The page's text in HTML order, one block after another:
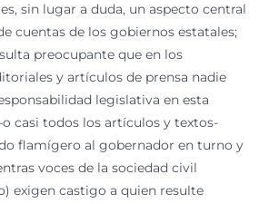
sin lugar a duda, un aspecto central
cuentas de los gobiernos estatales;
preocupante que en los
y artículos de prensa nadie
legislativa en esta
casi todos los artículos y textos-
flamígero al gobernador en turno y
voces de la sociedad civil
exigen castigo a quien resulte